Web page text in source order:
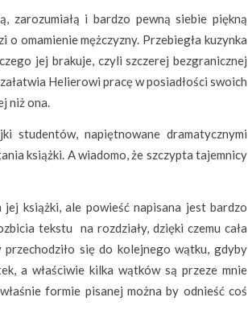
zarozumiałą i bardzo pewną siebie piękną
o omamienie mężczyzny. Przebiegła kuzynka
jej brakuje, czyli szczerej bezgranicznej
Helierowi pracę w posiadłości swoich
niż ona.
napiętnowane dramatycznymi
książki. A wiadomo, że szczypta tajemnicy
książki, ale powieść napisana jest bardzo
tekstu na rozdziały, dzięki czemu cała
przechodziło się do kolejnego wątku, gdyby
a właściwie kilka wątków są przeze mnie
formie pisanej można by odnieść coś